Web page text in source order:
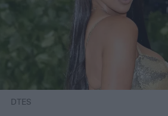
DTES